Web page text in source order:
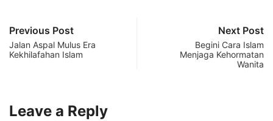
Previous Post
Jalan Aspal Mulus Era
Kekhilafahan Islam
Next Post
Begini Cara Islam
Menjaga Kehormatan
Wanita
Leave a Reply